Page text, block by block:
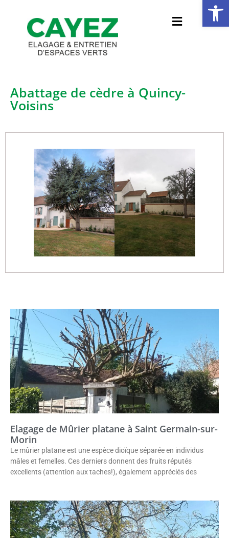
Abattage de cèdre à Quincy-
Voisins
Elagage de Mûrier platane à Saint Germain-sur-
Morin
Le mûrier platane est une espèce dioïque séparée en individus
mâles et femelles. Ces derniers donnent des fruits réputés
excellents (attention aux taches!), également appréciés des